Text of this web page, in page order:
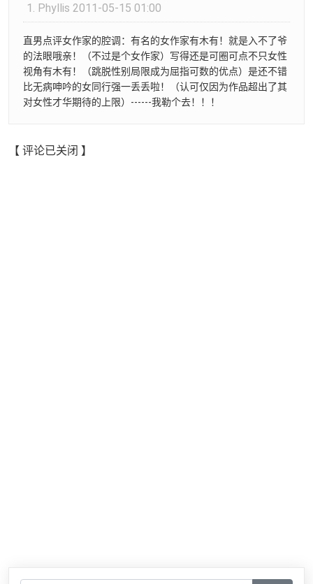
1. Phyllis 2011-05-15 01:00
直男点评女作家的腔调：有名的女作家有木有！就是入不了爷
的法眼哦亲！（不过是个女作家）写得还是可圈可点不只女性
视角有木有！（跳脱性别局限成为屈指可数的优点）是还不错
比无病呻吟的女同行强一丢丢啦！（认可仅因为作品超出了其
对女性才华期待的上限）------我勒个去！！！
【 评论已关闭 】